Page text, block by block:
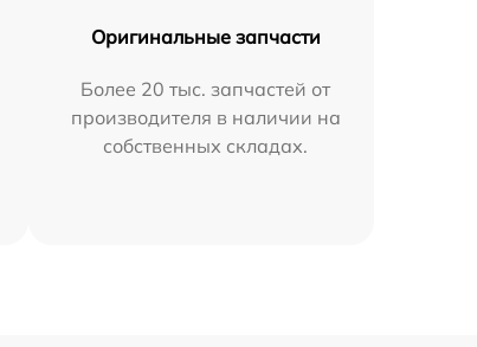
Оригинальные запчасти
Более 20 тыс. запчастей от
производителя в наличии на
собственных складах.